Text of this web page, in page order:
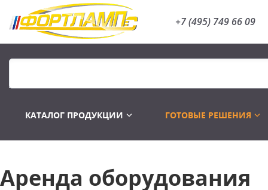
+7 (495) 749 66 09
КАТАЛОГ ПРОДУКЦИИ ГОТОВЫЕ РЕШЕНИЯ
Аренда оборудования